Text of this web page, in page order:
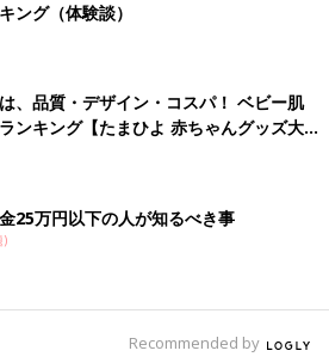
ング（体験談）
品質・デザイン・コスパ！ ベビー肌
ンキング【たまひよ 赤ちゃんグッズ大
25万円以下の人が知るべき事
)
Recommended by